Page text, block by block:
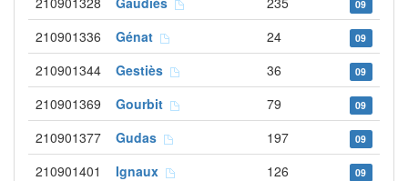
09
210901336 Génat 24 09
210901344 Gestiès 36 09
210901369 Gourbit 79 09
210901377 Gudas 197 09
210901401 Ignaux 126 09